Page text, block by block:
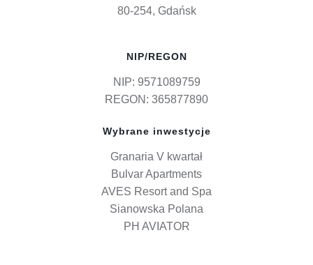
80-254, Gdańsk
NIP/REGON
NIP: 9571089759
REGON: 365877890
Wybrane inwestycje
Granaria V kwartał
Bulvar Apartments
AVES Resort and Spa
Sianowska Polana
PH AVIATOR